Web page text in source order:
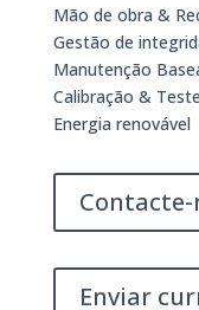
Mão de obra &
Gestão de
Manutenção
Calibração &
Energia renovável
Contacte-
Enviar